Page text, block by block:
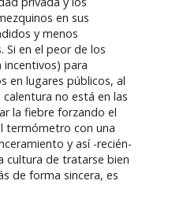
en sus
y menos
Si en el peor de los
incentivos) para
en lugares públicos, al
no está en las
la fiebre forzando el
termómetro con una
y así -recién-
cultura de tratarse bien
de forma sincera, es